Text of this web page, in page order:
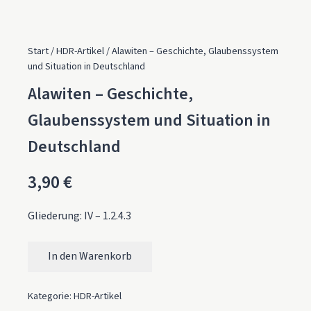
Start/HDR-Artikel/ Alawiten – Geschichte, Glaubenssystem
und Situation in Deutschland
Alawiten – Geschichte,
Glaubenssystem und Situation in
Deutschland
3,90€
Gliederung: IV – 1.2.4.3
Alawiten – Geschichte, Glaubenssystem und Situation in
In den Warenkorb
Kategorie:HDR-Artikel